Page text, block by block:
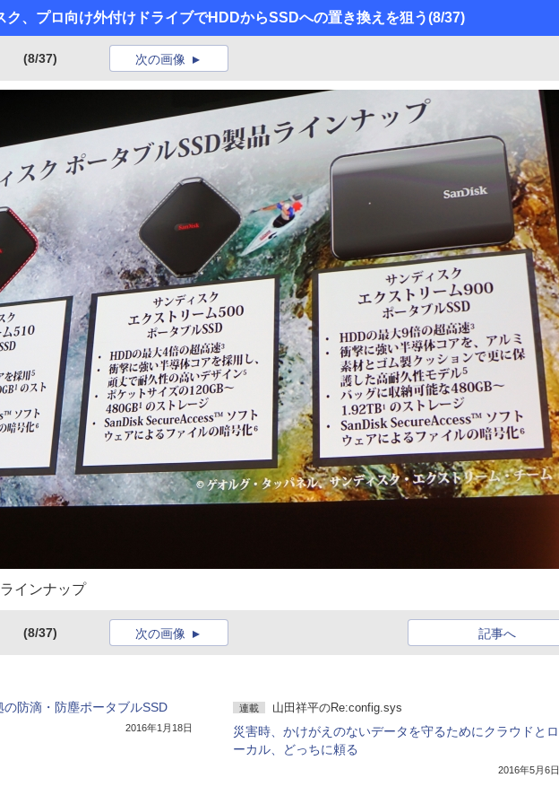
ク、プロ向け外付けドライブでHDDからSSDへの置き換えを狙う(8/37)
(8/37) 次の画像
インナップ
(8/37) 記事へ
次の画像
防滴・防塵ポータブルSSD
2016年1月18日
連載 山田祥平のRe:config.sys
災害時、かけがえのないデータを守るためにクラウドとロ
ーカル、どっちに頼る
2016年5月6日